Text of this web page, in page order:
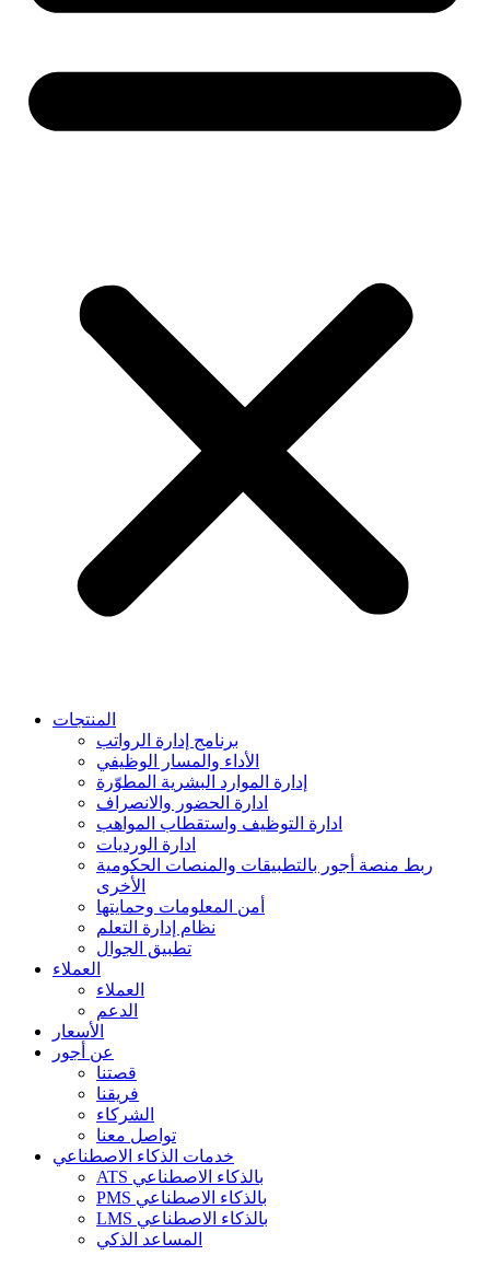
المنتجات
برنامج إدارة الرواتب
الأداء والمسار الوظيفي
إدارة الموارد البشرية المطوّرة
ادارة الحضور والانصراف
ادارة التوظيف واستقطاب المواهب
ادارة الورديات
ربط منصة أجور بالتطبيقات والمنصات الحكومية
الأخرى
أمن المعلومات وحمايتها
نظام إدارة التعلم
تطبيق الجوال
العملاء
العملاء
الدعم
الأسعار
عن أجور
قصتنا
فريقنا
الشركاء
تواصل معنا
خدمات الذكاء الاصطناعي
ATS بالذكاء الاصطناعي
PMS بالذكاء الاصطناعي
LMS بالذكاء الاصطناعي
المساعد الذكي